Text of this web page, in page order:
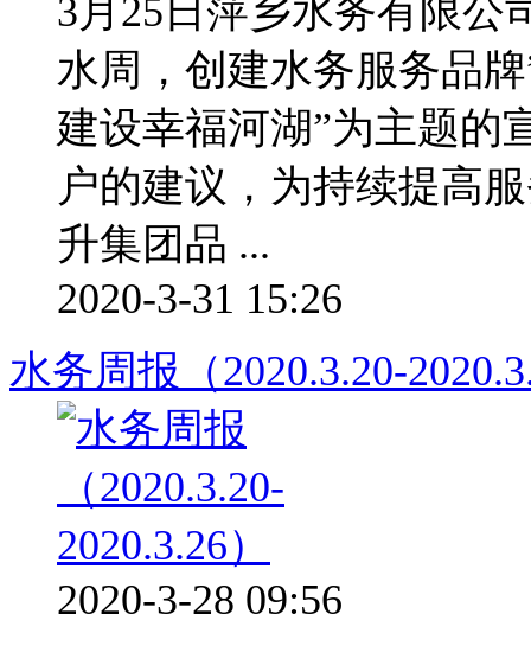
3月25日萍乡水务有限公
水周，创建水务服务品
建设幸福河湖”为主题的
户的建议，为持续提高
升集团品 ...
2020-3-31 15:26
水务周报（2020.3.20-
2020-3-28 09:56